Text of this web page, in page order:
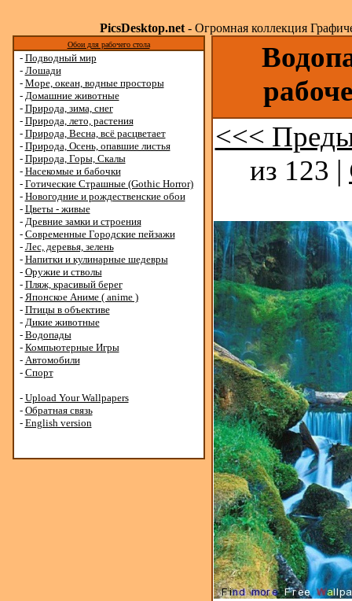
PicsDesktop.net- Огромная коллекция
Обои для рабочего стола
- Подводный мир
- Лошади
- Море, океан, водные просторы
- Домашние животные
- Природа, зима, снег
- Природа, лето, растения
- Природа, Весна, всё расцветает
- Природа, Осень, опавшие листья
- Природа, Горы, Скалы
- Насекомые и бабочки
- Готические Страшные (Gothic Horror)
- Новогодние и рождественские обои
- Цветы - живые
- Древние замки и строения
- Современные Городские пейзажи
- Лес, деревья, зелень
- Напитки и кулинарные шедевры
- Оружие и стволы
- Пляж, красивый берег
- Японское Аниме ( anime )
- Птицы в объективе
- Дикие животные
- Водопады
- Компьютерные Игры
- Автомобили
- Спорт
- Upload Your Wallpapers
- Обратная связь
- English version
<<<
из 123 |